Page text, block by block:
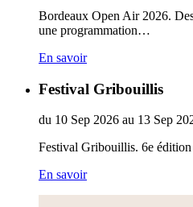
Bordeaux Open Air 2026.
une programmation…
En savoir
Festival Gribouillis
du 10 Sep 2026 au 13 Sep
Festival Gribouillis. 6e
En savoir